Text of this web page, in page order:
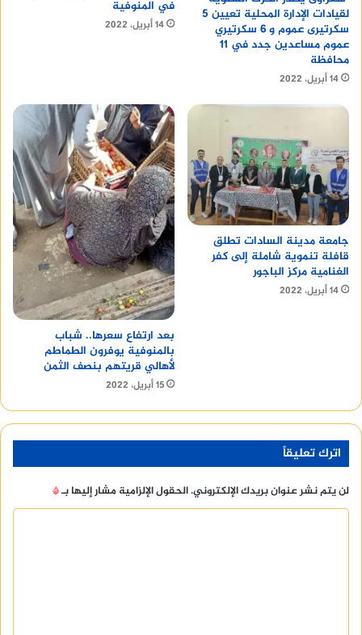
لقيادات الإدارة المحلية تعيين 5
سكرتيرى عموم و 6 سكرتيري
عموم مساعدين جدد في 11
محافظة
14 أبريل، 2022
في المنوفية
14 أبريل، 2022
جامعة مدينة السادات تطلق
قافلة تنموية شاملة إلى كفر
الغنامية مركز الباجور
14 أبريل، 2022
بعد ارتفاع سعرها.. شباب
بالمنوفية يوفرون الطماطم
لأهالي قريتهم بنصف الثمن
15 أبريل، 2022
اترك تعليقاً
لن يتم نشر عنوان بريدك الإلكتروني.الحقول الإلزامية مشار إليها بـ*